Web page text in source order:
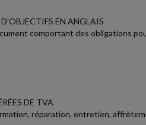
EN ANGLAIS
comportant des obligations
DE TVA
réparation, entretien,